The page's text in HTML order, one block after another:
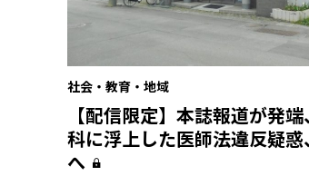
社会・教育・地域
【配信限定】本誌報道が発
科に浮上した医師法違反疑
へ